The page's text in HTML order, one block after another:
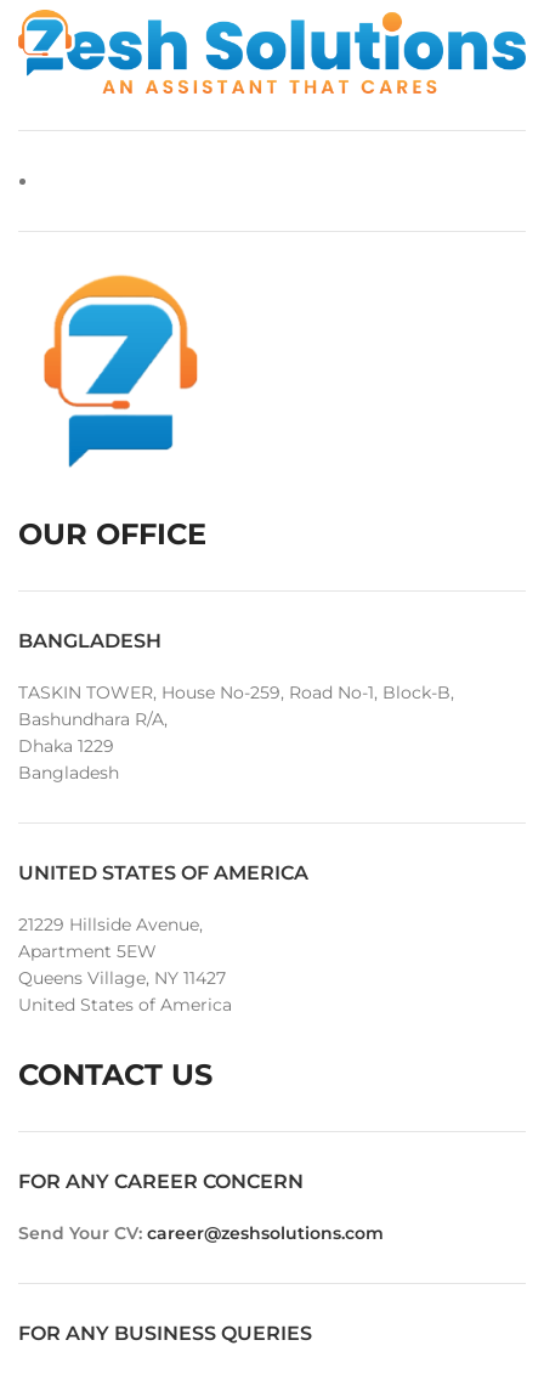
OUR OFFICE
BANGLADESH
TASKIN TOWER, House No-259, Road No-1, Block-B,
Bashundhara R/A,
Dhaka 1229
Bangladesh
UNITED STATES OF AMERICA
21229 Hillside Avenue,
Apartment 5EW
Queens Village, NY 11427
United States of America
CONTACT US
FOR ANY CAREER CONCERN
Send Your CV: career@zeshsolutions.com
FOR ANY BUSINESS QUERIES